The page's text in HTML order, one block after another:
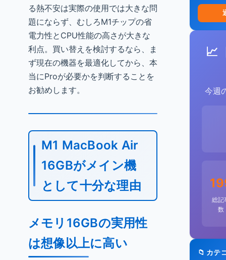
る熱不安は実際の使用では大きな問
題にならず、むしろM1チップの省
電力性とCPU性能の高さが大きな
利点。買い替えを検討するなら、ま
ず現在の機器を最適化してから、本
当にProが必要かを判断することを
お勧めします。
M1 MacBook Air
16GBがメイン機
として十分な理由
メモリ16GBの実用性
は想像以上に高い
📈
今週
総記
数
📁 カテ